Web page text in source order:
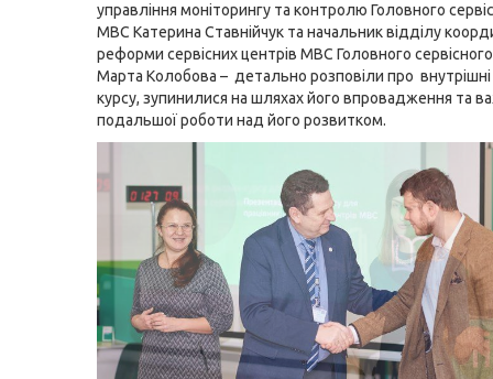
управління моніторингу та контролю Головного
МВС Катерина Ставнійчук та начальник відділу
реформи сервісних центрів МВС Головного
Марта Колобова – детально розповіли про внутрішні
курсу, зупинилися на шляхах його впровадження та
подальшої роботи над його розвитком.